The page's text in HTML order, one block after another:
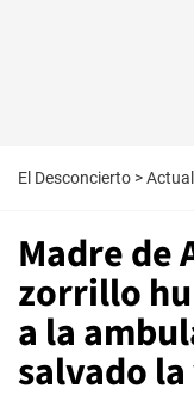
El Desconcierto >
Madre de
zorrillo
a la
salvado